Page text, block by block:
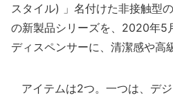
スタイル) 」名付けた非接触型
の新製品シリーズを、2020年5
ディスペンサーに、清潔感や高
アイテムは2つ。一つは、デ